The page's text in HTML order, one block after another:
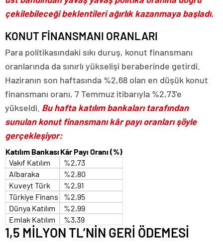
çekilebileceği beklentileri ağırlık kazanmaya başladı.
KONUT FİNANSMANI ORANLARI
Para politikasındaki sıkı duruş, konut finansmanı
oranlarında da sınırlı yükselişi beraberinde getirdi.
Haziranın son haftasında %2,68 olan en düşük konut
finansmanı oranı, 7 Temmuz itibarıyla %2,73’e
yükseldi. Bu hafta katılım bankaları tarafından
sunulan konut finansmanı kâr payı oranları şöyle
gerçekleşiyor:
Katılım Bankası Kâr Payı Oranı (%)
Vakıf Katılım
%2,73
Albaraka
%2,80
Kuveyt Türk
%2,91
Türkiye Finans
%2,95
Dünya Katılım
%2,99
Emlak Katılım
%3,39
1,5 MİLYON TL’NİN GERİ ÖDEMESİ